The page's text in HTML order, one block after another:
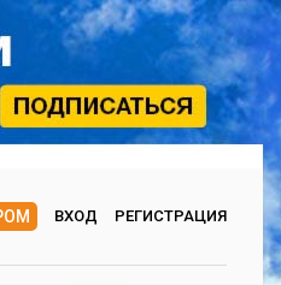
ВХОД РЕГИСТРАЦИЯ